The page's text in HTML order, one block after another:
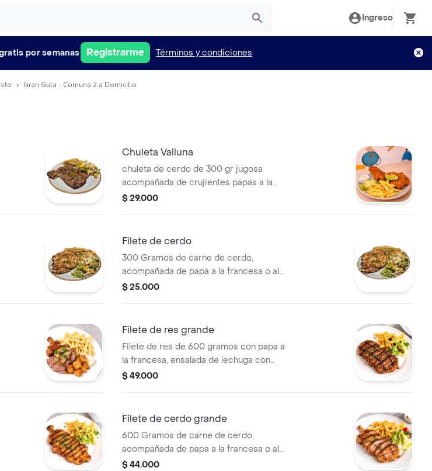
Ingreso
por semanas Registrarme Términos y condiciones
Gran Gula - Comuna 2 a Domicilio
Chuleta Valluna
chuleta de cerdo de 300 gr jugosa
acompañada de crujientes papas a la
francesa, ensalada de uchuva para
$ 29.000
Filete de cerdo
300 Gramos de carne de cerdo,
acompañada de papa a la francesa o al
vapor, ensalada de lechuga con uvilla y
$ 25.000
Filete de res grande
Filete de res de 600 gramos con papa a
la francesa, ensalada de lechuga con
uvilla y chimichurri.
$ 49.000
Filete de cerdo grande
600 Gramos de carne de cerdo,
acompañada de papa a la francesa o al
vapor, ensalada de lechuga con uvilla y
$ 44.000